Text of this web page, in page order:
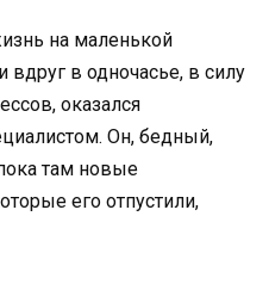
на маленькой
вдруг в одночасье, в силу
оказался
Он, бедный,
там новые
его отпустили,